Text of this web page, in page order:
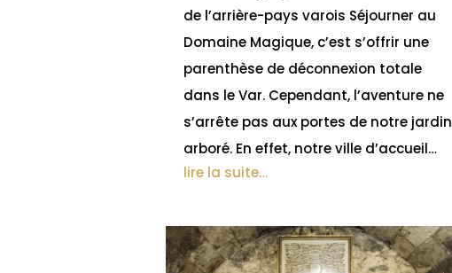
de l’arrière-pays varois Séjourner au
Domaine Magique, c’est s’offrir une
parenthèse de déconnexion totale
dans le Var. Cependant, l’aventure ne
s’arrête pas aux portes de notre jardin
arboré. En effet, notre ville d’accueil…
lire la suite…